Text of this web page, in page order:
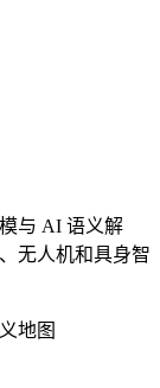
与 AI 语义解
无人机和具身智